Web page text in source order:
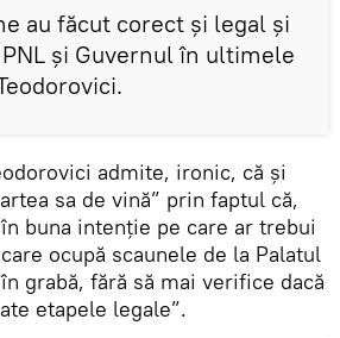
au făcut corect și legal și
și Guvernul în ultimele
admite, ironic, că și
sa de vină” prin faptul că,
buna intenție pe care ar trebui
ocupă scaunele de la Palatul
grabă, fără să mai verifice dacă
etapele legale”.